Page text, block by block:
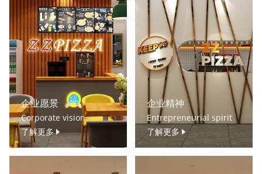
企业愿景
Corporate vision
了解更多
企业精神
Entrepreneurial spirit
了解更多